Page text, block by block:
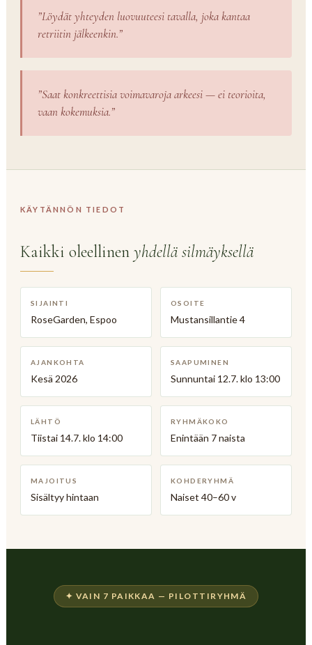
”Löydät yhteyden luovuuteesi tavalla, joka kantaa
retriitin jälkeenkin.”
”Saat konkreettisia voimavaroja arkeesi — ei teorioita,
vaan kokemuksia.”
KÄYTÄNNÖN TIEDOT
Kaikki oleellinen yhdellä silmäyksellä
SIJAINTI
RoseGarden, Espoo
OSOITE
Mustansillantie 4
AJANKOHTA
Kesä 2026
SAAPUMINEN
Sunnuntai 12.7. klo 13:00
LÄHTÖ
Tiistai 14.7. klo 14:00
RYHMÄKOKO
Enintään 7 naista
MAJOITUS
Sisältyy hintaan
KOHDERYHMÄ
Naiset 40–60 v
✦ VAIN 7 PAIKKAA — PILOTTIRYHMÄ